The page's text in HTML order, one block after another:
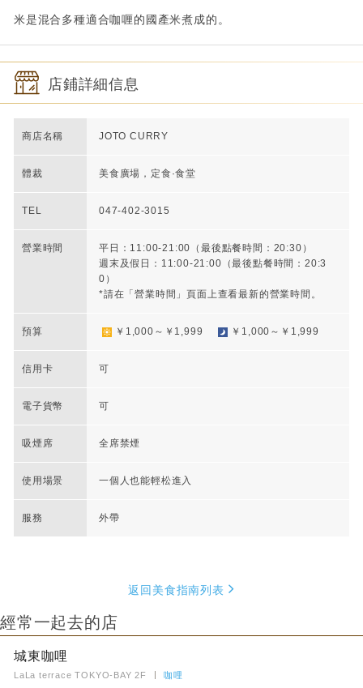
米是混合多種適合咖喱的國產米煮成的。
店鋪詳細信息
商店名稱 JOTO CURRY
體裁 美食廣場，定食·食堂
TEL 047-402-3015
營業時間
平日：11:00-21:00（最後點餐時間：20:30）
週末及假日：11:00-21:00（最後點餐時間：20:3
0）
*請在「營業時間」頁面上查看最新的營業時間。
預算 ￥1,000～￥1,999 ￥1,000～￥1,999
信用卡 可
電子貨幣 可
吸煙席 全席禁煙
使用場景 一個人也能輕松進入
服務 外帶
返回美食指南列表
經常一起去的店
城東咖哩
LaLa terrace TOKYO-BAY 2F 咖哩